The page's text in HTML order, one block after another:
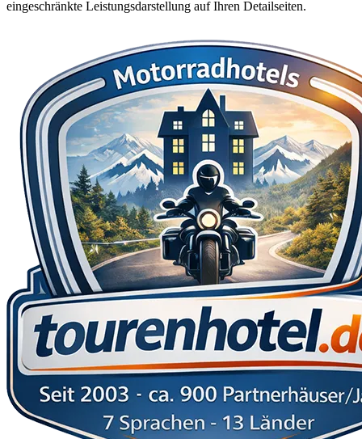
eingeschränkte Leistungsdarstellung auf Ihren Detailseiten.